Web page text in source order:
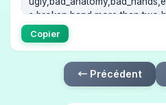
Copier
← Précédent